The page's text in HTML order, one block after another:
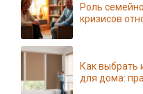
Роль
кризисов
Как выбрать
для дома: